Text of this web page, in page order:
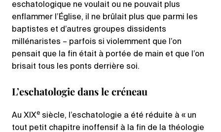
eschatologique ne voulait ou ne pouvait plus
enflammer l’Église, il ne brûlait plus que parmi les
baptistes et d’autres groupes dissidents
millénaristes – parfois si violemment que l’on
pensait que la fin était à portée de main et que l’on
brisait tous les ponts derrière soi.
L’eschatologie dans le créneau
Au XIXe siècle, l’eschatologie a été réduite à « un
tout petit chapitre inoffensif à la fin de la théologie